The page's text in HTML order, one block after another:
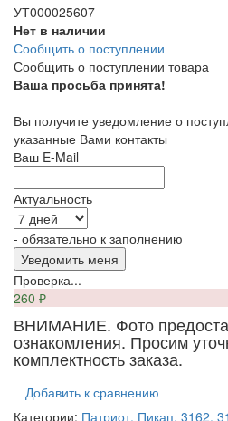
УТ000025607
Нет в наличии
Сообщить о поступлении
Сообщить о поступлении товара
Ваша просьба принята!
Вы получите уведомление о
указанные Вами контакты
Ваш E-Mail
Актуальность
- обязательно к заполнению
Проверка...
260 ₽
ВНИМАНИЕ. Фото
ознакомления. Просим
комплектность заказа.
Добавить к сравнению
Категории: Патриот, Пикап, 3162,